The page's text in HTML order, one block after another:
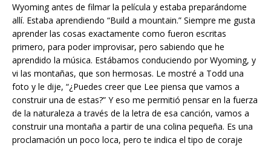
Wyoming antes de filmar la película y estaba preparándome
allí. Estaba aprendiendo “Build a mountain.” Siempre me gusta
aprender las cosas exactamente como fueron escritas
primero, para poder improvisar, pero sabiendo que he
aprendido la música. Estábamos conduciendo por Wyoming, y
vi las montañas, que son hermosas. Le mostré a Todd una
foto y le dije, “¿Puedes creer que Lee piensa que vamos a
construir una de estas?” Y eso me permitió pensar en la fuerza
de la naturaleza a través de la letra de esa canción, vamos a
construir una montaña a partir de una colina pequeña. Es una
proclamación un poco loca, pero te indica el tipo de coraje